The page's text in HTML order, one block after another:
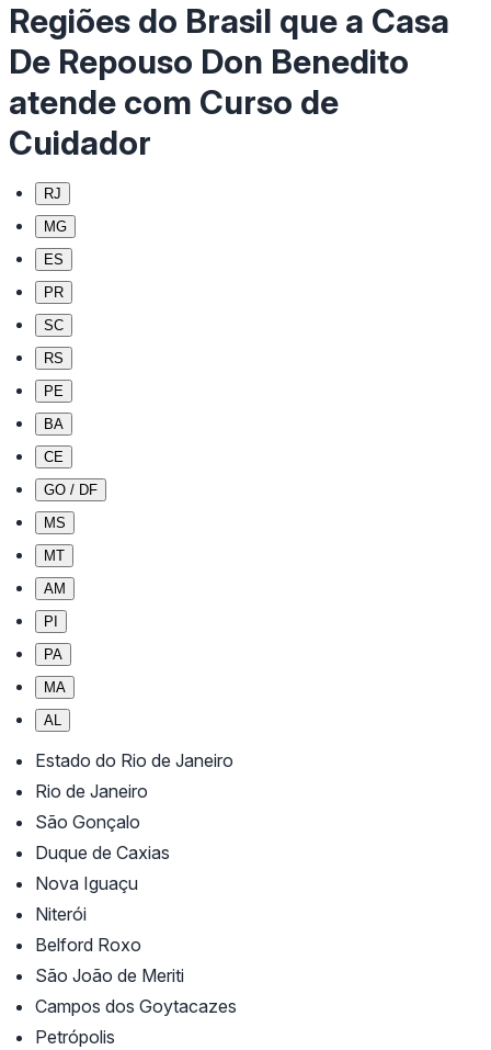
Regiões do Brasil que a Casa
De Repouso Don Benedito
atende com Curso de
Cuidador
RJ
MG
ES
PR
SC
RS
PE
BA
CE
GO / DF
MS
MT
AM
PI
PA
MA
AL
Estado do Rio de Janeiro
Rio de Janeiro
São Gonçalo
Duque de Caxias
Nova Iguaçu
Niterói
Belford Roxo
São João de Meriti
Campos dos Goytacazes
Petrópolis